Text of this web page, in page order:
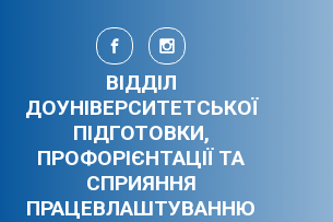
Skip to main content
ВІДДІЛ
ДОУНІВЕРСИТЕТСЬКОЇ
ПІДГОТОВКИ,
ПРОФОРІЄНТАЦІЇ ТА
СПРИЯННЯ
ПРАЦЕВЛАШТУВАННЮ